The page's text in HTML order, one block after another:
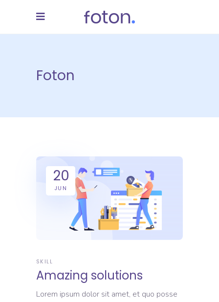
Foton
20
JUN
SKILL
Amazing solutions
Lorem ipsum dolor sit amet, et quo posse